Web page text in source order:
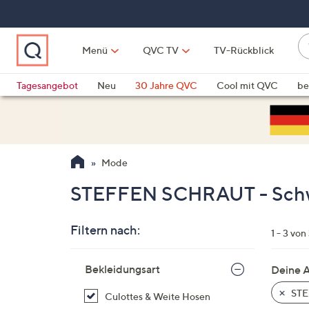
springen
Menü QVC TV TV-Rückblick
Tagesangebot
Neu 30 Jahre QVC Cool mit QVC
Mode
STEFFEN SCHRAUT -
Filtern nach:
Produktliste
Bekleidungsart
Culottes & Weite Hosen
1 - 3 von
Deine